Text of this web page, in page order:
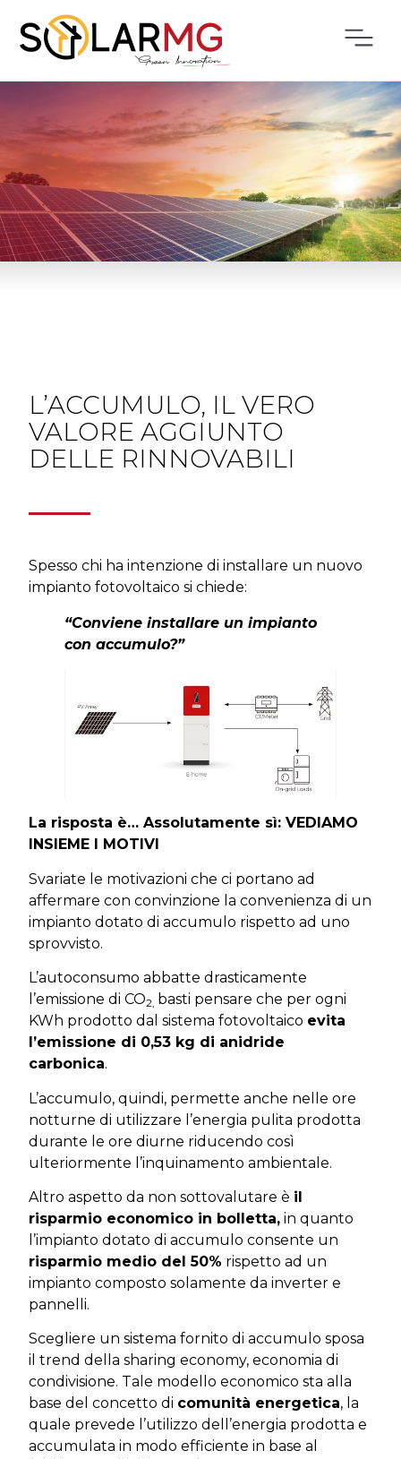
L’ACCUMULO, IL VERO
VALORE AGGIUNTO
DELLE RINNOVABILI
Spesso chi ha intenzione di installare un nuovo
impianto fotovoltaico si chiede:
“Conviene installare un impianto
con accumulo?”
La risposta è… Assolutamente sì: VEDIAMO
INSIEME I MOTIVI
Svariate le motivazioni che ci portano ad
affermare con convinzione la convenienza di un
impianto dotato di accumulo rispetto ad uno
sprovvisto.
L’autoconsumo abbatte drasticamente
l’emissione di CO2, basti pensare che per ogni
KWh prodotto dal sistema fotovoltaico evita
l’emissione di 0,53 kg di anidride
carbonica.
L’accumulo, quindi, permette anche nelle ore
notturne di utilizzare l’energia pulita prodotta
durante le ore diurne riducendo così
ulteriormente l’inquinamento ambientale.
Altro aspetto da non sottovalutare è il
risparmio economico in bolletta, in quanto
l’impianto dotato di accumulo consente un
risparmio medio del 50% rispetto ad un
impianto composto solamente da inverter e
pannelli.
Scegliere un sistema fornito di accumulo sposa
il trend della sharing economy, economia di
condivisione. Tale modello economico sta alla
base del concetto di comunità energetica, la
quale prevede l’utilizzo dell’energia prodotta e
accumulata in modo efficiente in base al